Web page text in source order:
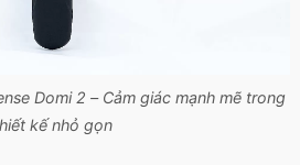
Domi 2 – Cảm giác mạnh mẽ trong
kế nhỏ gọn